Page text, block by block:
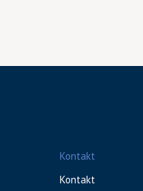
Kontakt
Kontakt